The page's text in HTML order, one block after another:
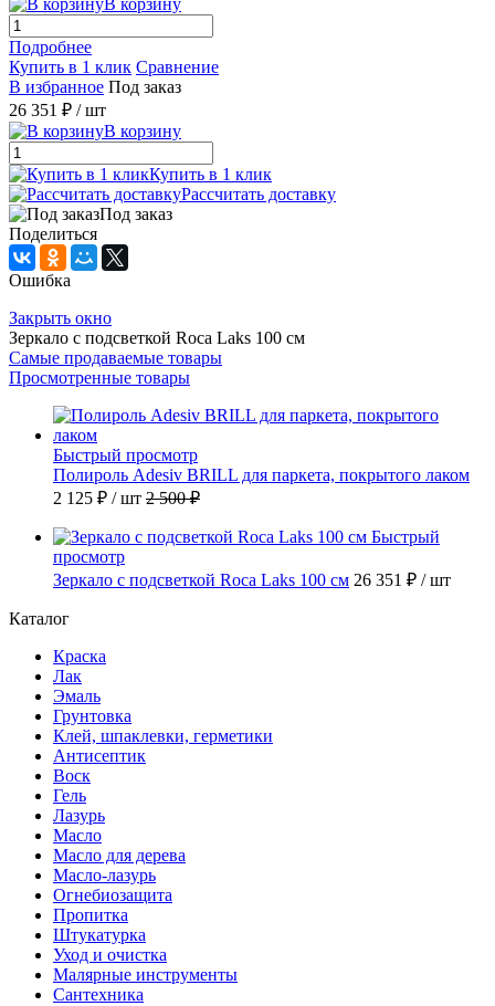
В корзину
Подробнее
Купить в 1 клик Сравнение
В избранное Под заказ
26 351 ₽ / шт
В корзину
Купить в 1 клик
Рассчитать доставку
Под заказ
Поделиться
Ошибка
Закрыть окно
Зеркало с подсветкой Roca Laks 100 см
Самые продаваемые товары
Просмотренные товары
Быстрый просмотр
Полироль Adesiv BRILL для паркета, покрытого лаком
2 125 ₽ / шт 2 500 ₽
Быстрый
просмотр
Зеркало с подсветкой Roca Laks 100 см 26 351 ₽ / шт
Каталог
Краска
Лак
Эмаль
Грунтовка
Клей, шпаклевки, герметики
Антисептик
Воск
Гель
Лазурь
Масло
Масло для дерева
Масло-лазурь
Огнебиозащита
Пропитка
Штукатурка
Уход и очистка
Малярные инструменты
Сантехника